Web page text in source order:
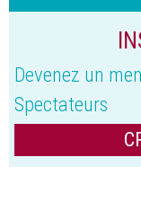
Devenez un
Spectateurs